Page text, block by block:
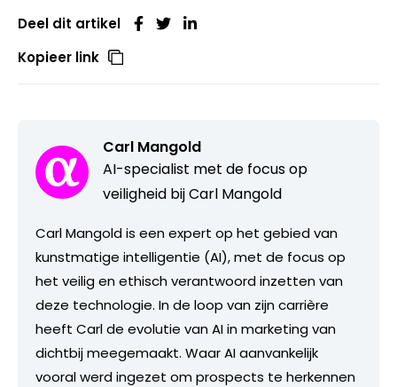
Deel dit artikel
Kopieer link
Carl Mangold
AI-specialist met de focus op
veiligheid bij Carl Mangold
Carl Mangold is een expert op het gebied van
kunstmatige intelligentie (AI), met de focus op
het veilig en ethisch verantwoord inzetten van
deze technologie. In de loop van zijn carrière
heeft Carl de evolutie van AI in marketing van
dichtbij meegemaakt. Waar AI aanvankelijk
vooral werd ingezet om prospects te herkennen